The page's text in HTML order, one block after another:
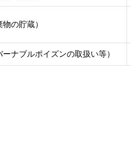
物の貯蔵）
ナブルポイズンの取扱い等）